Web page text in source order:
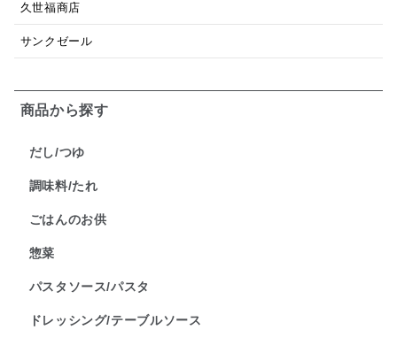
久世福商店
サンクゼール
商品から探す
だし/つゆ
調味料/たれ
ごはんのお供
惣菜
パスタソース/パスタ
ドレッシング/テーブルソース